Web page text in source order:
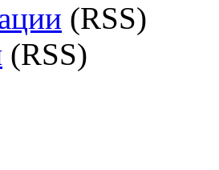
(RSS)
(RSS)